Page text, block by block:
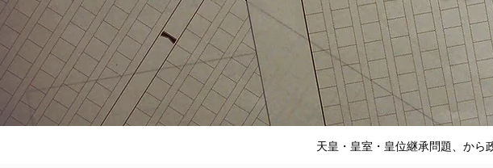
天皇・皇室・皇位継承問題、から